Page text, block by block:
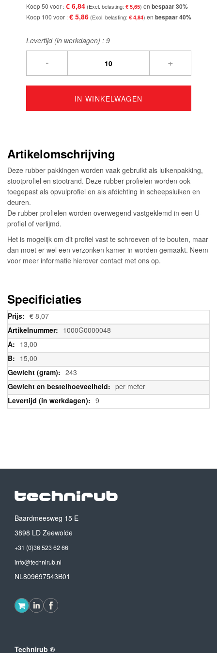
Koop 50 voor € 6,84 € 5,65 en bespaar30%
Koop 100 voor € 5,86 € 4,84 en bespaar40%
Levertijd (in werkdagen) : 9
- +
IN WINKELWAGEN
Artikelomschrijving
Deze rubber pakkingen worden vaak gebruikt als luikenpakking,
stootprofiel en stootrand. Deze rubber profielen worden ook
toegepast als opvulprofiel en als afdichting in scheepsluiken en
deuren.
De rubber profielen worden overwegend vastgeklemd in een U-
profiel of verlijmd.
Het is mogelijk om dit profiel vast te schroeven of te bouten, maar
dan moet er wel een verzonken kamer in worden gemaakt. Neem
voor meer informatie hierover contact met ons op.
Specificiaties
Meer
informatie
€ 8,07
1000G0000048
13,00
15,00
243
per meter
9
Baardmeesweg 15 E
3898 LD Zeewolde
+31 (0)36 523 62 66
info@technirub.nl
NL809697543B01
Technirub ®